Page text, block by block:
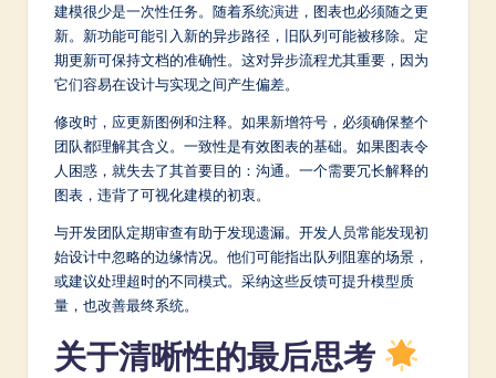
建模很少是一次性任务。随着系统演进，图表也必须随之更
新。新功能可能引入新的异步路径，旧队列可能被移除。定
期更新可保持文档的准确性。这对异步流程尤其重要，因为
它们容易在设计与实现之间产生偏差。
修改时，应更新图例和注释。如果新增符号，必须确保整个
团队都理解其含义。一致性是有效图表的基础。如果图表令
人困惑，就失去了其首要目的：沟通。一个需要冗长解释的
图表，违背了可视化建模的初衷。
与开发团队定期审查有助于发现遗漏。开发人员常能发现初
始设计中忽略的边缘情况。他们可能指出队列阻塞的场景，
或建议处理超时的不同模式。采纳这些反馈可提升模型质
量，也改善最终系统。
关于清晰性的最后思考